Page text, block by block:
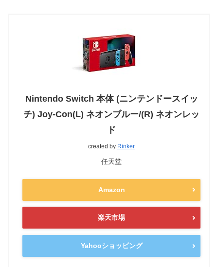
Nintendo Switch 本体 (ニンテンドースイッ
チ) Joy-Con(L) ネオンブルー/(R) ネオンレッ
ド
created by Rinker
任天堂
Amazon
楽天市場
Yahooショッピング